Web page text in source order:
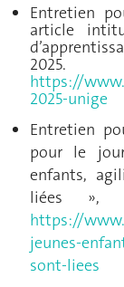
Entretien
article
2025.
https://
2025-unige
Entretien
pour le
enfants,
liées »,
https://
jeunes-
sont-liees